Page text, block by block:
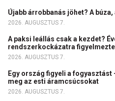
Újabb árrobbanás jöhet? A
2026. AUGUSZTUS 7.
A paksi leállás csak a kezdet?
rendszerkockázatra
2026. AUGUSZTUS 7.
Egy ország figyeli a
meg az esti áramcsúcsokat
2026. AUGUSZTUS 7.